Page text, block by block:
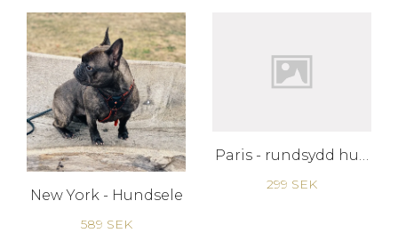
New York - Hundsele
589 SEK
Paris - rundsydd hundsele
299 SEK